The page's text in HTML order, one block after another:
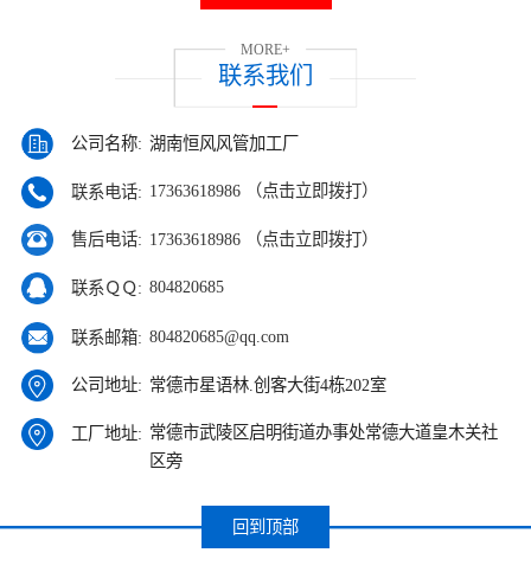
MORE+
联系我们
公司名称: 湖南恒风风管加工厂
联系电话: 17363618986 （点击立即拨打）
售后电话: 17363618986 （点击立即拨打）
联系ＱＱ: 804820685
联系邮箱: 804820685@qq.com
公司地址: 常德市星语林.创客大街4栋202室
工厂地址: 常德市武陵区启明街道办事处常德大道皇木关社
区旁
回到顶部